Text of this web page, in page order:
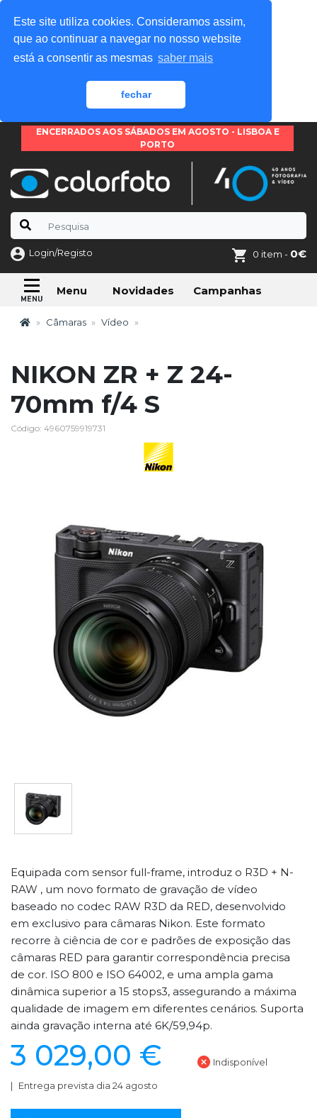
Este site utiliza cookies. Consideramos assim,
que ao continuar a navegar no nosso website
está a consentir as mesmas saber mais
fechar
ENCERRADOS AOS SÁBADOS EM AGOSTO - LISBOA E
PORTO
Login/Registo 0 item - 0€
Menu Novidades Campanhas
Câmaras Vídeo
NIKON ZR + Z 24-
70mm f/4 S
Código: 4960759919731
Equipada com sensor full-frame, introduz o R3D + N-
RAW , um novo formato de gravação de vídeo
baseado no codec RAW R3D da RED, desenvolvido
em exclusivo para câmaras Nikon. Este formato
recorre à ciência de cor e padrões de exposição das
câmaras RED para garantir correspondência precisa
de cor. ISO 800 e ISO 64002, e uma ampla gama
dinâmica superior a 15 stops3, assegurando a máxima
qualidade de imagem em diferentes cenários. Suporta
ainda gravação interna até 6K/59,94p.
3 029,00 € Indisponível
Entrega prevista dia 24 agosto